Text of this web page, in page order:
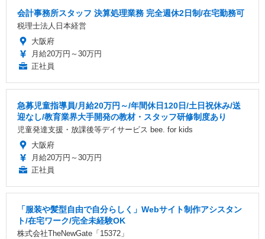
会計事務所スタッフ 決算処理業務 完全週休2日制/在宅勤務可
税理士法人日本経営
大阪府
月給20万円～30万円
正社員
急募児童指導員/月給20万円～/年間休日120日/土日祝休み/送
迎なし/教育業界大手開発の教材・スタッフ研修制度あり
児童発達支援・放課後等デイサービス bee. for kids
大阪府
月給20万円～30万円
正社員
「服装や髪型自由で自分らしく」Webサイト制作アシスタン
ト/在宅ワーク/完全未経験OK
株式会社TheNewGate「15372」